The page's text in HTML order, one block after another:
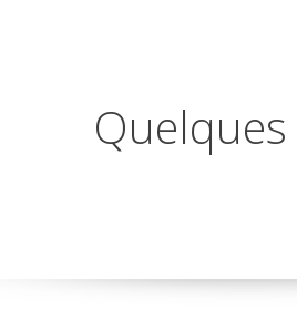
Quelques